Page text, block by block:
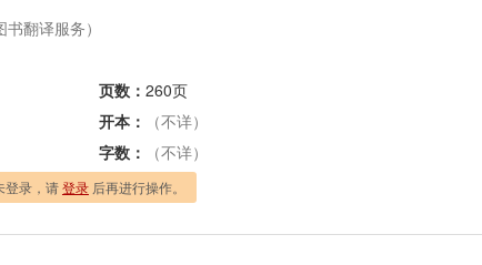
书翻译服务）
页数： 260页
开本：
（不详）
字数： （不详）
登录，请登录后再进行操作。